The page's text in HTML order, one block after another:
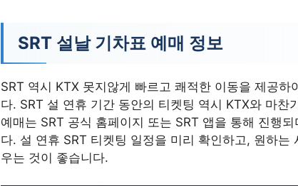
SRT 설날 기차표 예매 정보
SRT 역시 KTX 못지않게 빠르고 쾌적한 이동을 제공하
다. SRT 설 연휴 기간 동안의 티켓팅 역시 KTX와 마찬
예매는 SRT 공식 홈페이지 또는 SRT 앱을 통해 진행
다. 설 연휴 SRT 티켓팅 일정을 미리 확인하고, 원하는
우는 것이 좋습니다.